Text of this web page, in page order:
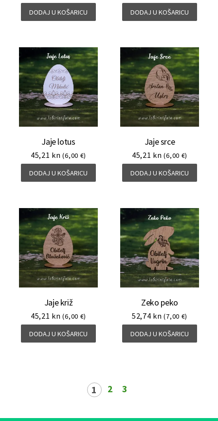
DODAJ U KOŠARICU
DODAJ U KOŠARICU
Jaje lotus
45,21 kn (6,00 €)
DODAJ U KOŠARICU
Jaje srce
45,21 kn (6,00 €)
DODAJ U KOŠARICU
Jaje križ
45,21 kn (6,00 €)
DODAJ U KOŠARICU
Zeko peko
52,74 kn (7,00 €)
DODAJ U KOŠARICU
1 2 3